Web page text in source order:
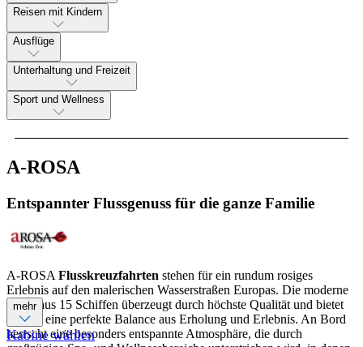
Reisen mit Kindern
Ausflüge
Unterhaltung und Freizeit
Sport und Wellness
A-ROSA
Entspannter Flussgenuss für die ganze Familie
A-ROSA Flusskreuzfahrten stehen für ein rundum rosiges
Erlebnis auf den malerischen Wasserstraßen Europas. Die moderne
Flotte aus 15 Schiffen überzeugt durch höchste Qualität und bietet
Gästen eine perfekte Balance aus Erholung und Erlebnis. An Bord
herrscht eine besonders entspannte Atmosphäre, die durch
mehr
Kabine wählen